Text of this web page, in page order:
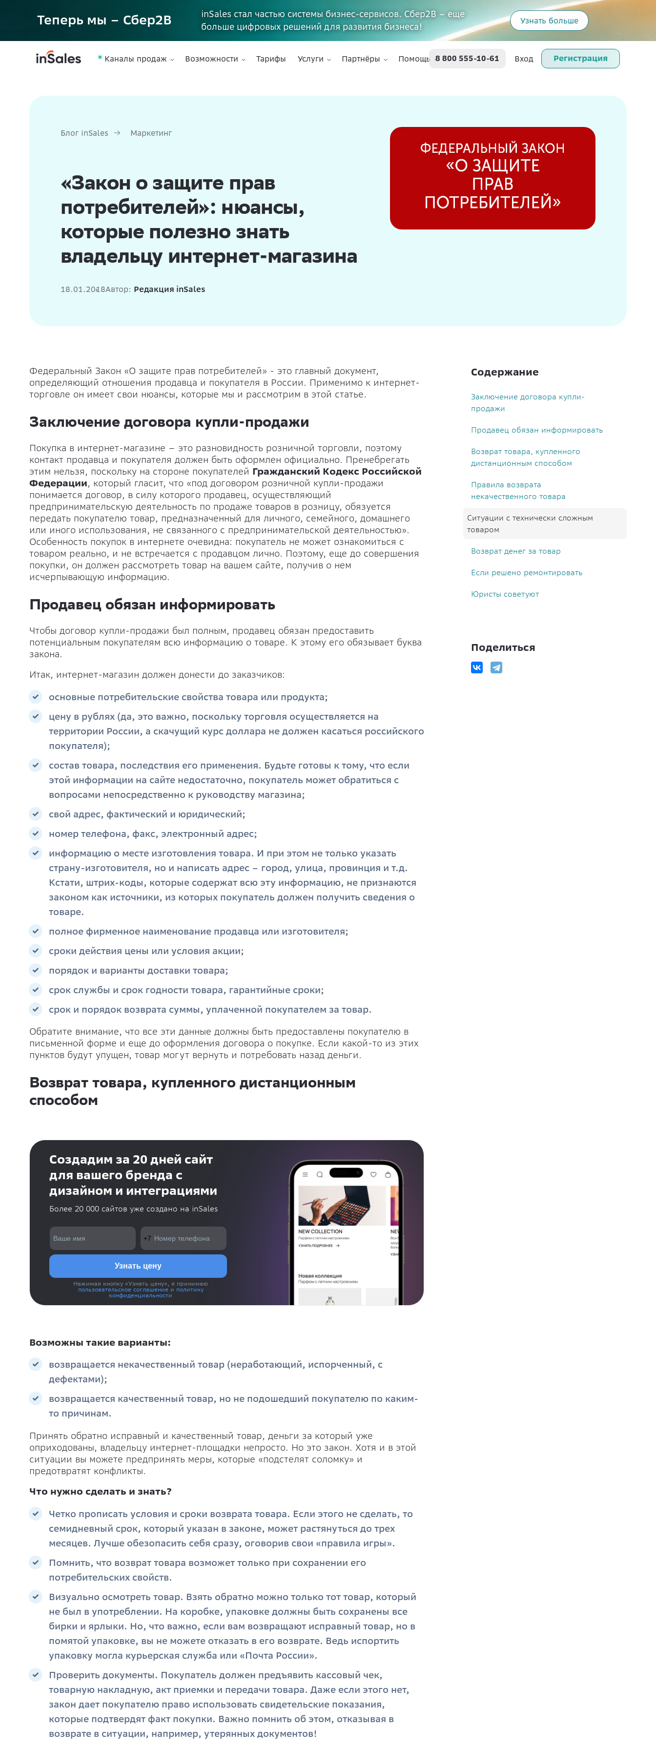
Теперь мы – Сбер2B
inSales стал частью системы бизнес-сервисов. Сбер2В – еще
больше цифровых решений для развития бизнеса!
Узнать больше
Каналы продаж Возможности Тарифы Услуги Партнёры Помощь 8 800 555-10-61 Вход Регистрация
Блог inSales Маркетинг
«Закон о защите прав
потребителей»: нюансы,
которые полезно знать
владельцу интернет-магазина
18.01.2018Автор: Редакция inSales
Федеральный Закон «О защите прав потребителей» - это главный документ,
определяющий отношения продавца и покупателя в России. Применимо к интернет-
торговле он имеет свои нюансы, которые мы и рассмотрим в этой статье.
Заключение договора купли-продажи
Покупка в интернет-магазине – это разновидность розничной торговли, поэтому
контакт продавца и покупателя должен быть оформлен официально. Пренебрегать
этим нельзя, поскольку на стороне покупателей Гражданский Кодекс Российской
Федерации, который гласит, что «под договором розничной купли-продажи
понимается договор, в силу которого продавец, осуществляющий
предпринимательскую деятельность по продаже товаров в розницу, обязуется
передать покупателю товар, предназначенный для личного, семейного, домашнего
или иного использования, не связанного с предпринимательской деятельностью».
Особенность покупок в интернете очевидна: покупатель не может ознакомиться с
товаром реально, и не встречается с продавцом лично. Поэтому, еще до совершения
покупки, он должен рассмотреть товар на вашем сайте, получив о нем
исчерпывающую информацию.
Продавец обязан информировать
Чтобы договор купли-продажи был полным, продавец обязан предоставить
потенциальным покупателям всю информацию о товаре. К этому его обязывает буква
закона.
Итак, интернет-магазин должен донести до заказчиков:
основные потребительские свойства товара или продукта;
цену в рублях (да, это важно, поскольку торговля осуществляется на
территории России, а скачущий курс доллара не должен касаться российского
покупателя);
состав товара, последствия его применения. Будьте готовы к тому, что если
этой информации на сайте недостаточно, покупатель может обратиться с
вопросами непосредственно к руководству магазина;
свой адрес, фактический и юридический;
номер телефона, факс, электронный адрес;
информацию о месте изготовления товара. И при этом не только указать
страну-изготовителя, но и написать адрес – город, улица, провинция и т.д.
Кстати, штрих-коды, которые содержат всю эту информацию, не признаются
законом как источники, из которых покупатель должен получить сведения о
товаре.
полное фирменное наименование продавца или изготовителя;
сроки действия цены или условия акции;
порядок и варианты доставки товара;
срок службы и срок годности товара, гарантийные сроки;
срок и порядок возврата суммы, уплаченной покупателем за товар.
Обратите внимание, что все эти данные должны быть предоставлены покупателю в
письменной форме и еще до оформления договора о покупке. Если какой-то из этих
пунктов будут упущен, товар могут вернуть и потребовать назад деньги.
Возврат товара, купленного дистанционным
способом
Создадим за 20 дней сайт
для вашего бренда с
дизайном и интеграциями
Более 20 000 сайтов уже создано на inSales
Нажимая кнопку «Узнать цену», я принимаю
пользовательское соглашениеи политику
конфиденциальности
Возможны такие варианты:
возвращается некачественный товар (неработающий, испорченный, с
дефектами);
возвращается качественный товар, но не подошедший покупателю по каким-
то причинам.
Принять обратно исправный и качественный товар, деньги за который уже
оприходованы, владельцу интернет-площадки непросто. Но это закон. Хотя и в этой
ситуации вы можете предпринять меры, которые «подстелят соломку» и
предотвратят конфликты.
Что нужно сделать и знать?
Четко прописать условия и сроки возврата товара. Если этого не сделать, то
семидневный срок, который указан в законе, может растянуться до трех
месяцев. Лучше обезопасить себя сразу, оговорив свои «правила игры».
Помнить, что возврат товара возможет только при сохранении его
потребительских свойств.
Визуально осмотреть товар. Взять обратно можно только тот товар, который
не был в употреблении. На коробке, упаковке должны быть сохранены все
бирки и ярлыки. Но, что важно, если вам возвращают исправный товар, но в
помятой упаковке, вы не можете отказать в его возврате. Ведь испортить
упаковку могла курьерская служба или «Почта России».
Проверить документы. Покупатель должен предъявить кассовый чек,
товарную накладную, акт приемки и передачи товара. Даже если этого нет,
закон дает покупателю право использовать свидетельские показания,
которые подтвердят факт покупки. Важно помнить об этом, отказывая в
возврате в ситуации, например, утерянных документов!
Содержание
Заключение договора купли-
продажи
Продавец обязан информировать
Возврат товара, купленного
дистанционным способом
Правила возврата
некачественного товара
Ситуации с технически сложным
товаром
Возврат денег за товар
Если решено ремонтировать
Юристы советуют
Поделиться